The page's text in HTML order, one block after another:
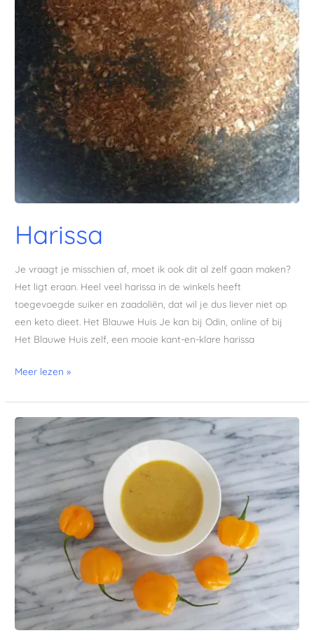
Harissa
Je vraagt je misschien af, moet ik ook dit al zelf gaan maken?
Het ligt eraan. Heel veel harissa in de winkels heeft
toegevoegde suiker en zaadoliën, dat wil je dus liever niet op
een keto dieet. Het Blauwe Huis Je kan bij Odin, online of bij
Het Blauwe Huis zelf, een mooie kant-en-klare harissa
Meer lezen »
Chipotle